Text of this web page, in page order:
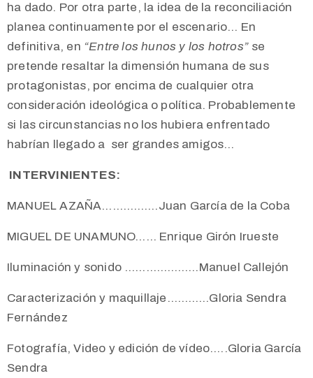
ha dado. Por otra parte, la idea de la reconciliación
planea continuamente por el escenario… En
definitiva, en “Entre los hunos y los hotros” se
pretende resaltar la dimensión humana de sus
protagonistas, por encima de cualquier otra
consideración ideológica o política. Probablemente
si las circunstancias no los hubiera enfrentado
habrían llegado a ser grandes amigos…
INTERVINIENTES:
MANUEL AZAÑA…………….Juan García de la Coba
MIGUEL DE UNAMUNO…… Enrique Girón Irueste
Iluminación y sonido …………………Manuel Callejón
Caracterización y maquillaje…………Gloria Sendra
Fernández
Fotografía, Video y edición de vídeo…..Gloria García
Sendra